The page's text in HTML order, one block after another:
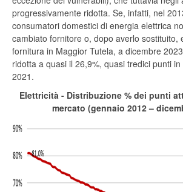
progressivamente ridotta. Se, infatti, nel
consumatori domestici di energia elettrica
cambiato fornitore o, dopo averlo sostituito,
fornitura in Maggior Tutela, a dicembre
ridotta a quasi il 26,9%, quasi tredici punti
2021.
Elettricità - Distribuzione % dei punti
mercato (gennaio 2012 –